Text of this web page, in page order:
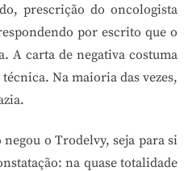
prescrição do oncologista
por escrito que o
A carta de negativa costuma
Na maioria das vezes,
o Trodelvy, seja para si
na quase totalidade